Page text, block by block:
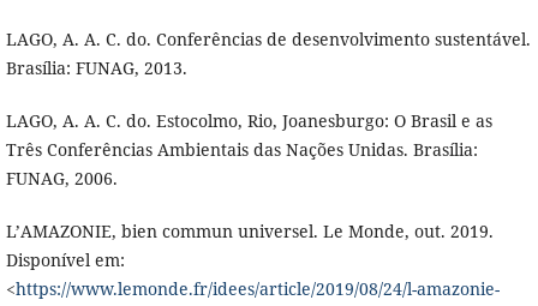
LAGO, A. A. C. do. Conferências de desenvolvimento sustentável.
Brasília: FUNAG, 2013.
LAGO, A. A. C. do. Estocolmo, Rio, Joanesburgo: O Brasil e as
Três Conferências Ambientais das Nações Unidas. Brasília:
FUNAG, 2006.
L’AMAZONIE, bien commun universel. Le Monde, out. 2019.
Disponível em:
<https://www.lemonde.fr/idees/article/2019/08/24/l-amazonie-